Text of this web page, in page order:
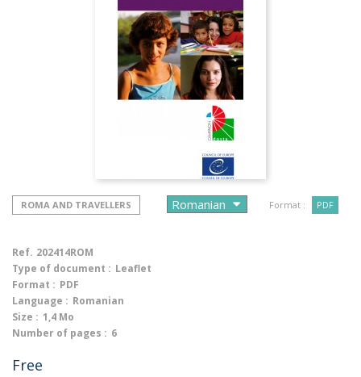
ROMA AND TRAVELLERS Format : PDF
Ref. 202414ROM
Type of document : Leaflet
Format : PDF
Language : Romanian
Size : 1,4 Mo
Number of pages : 6
Free